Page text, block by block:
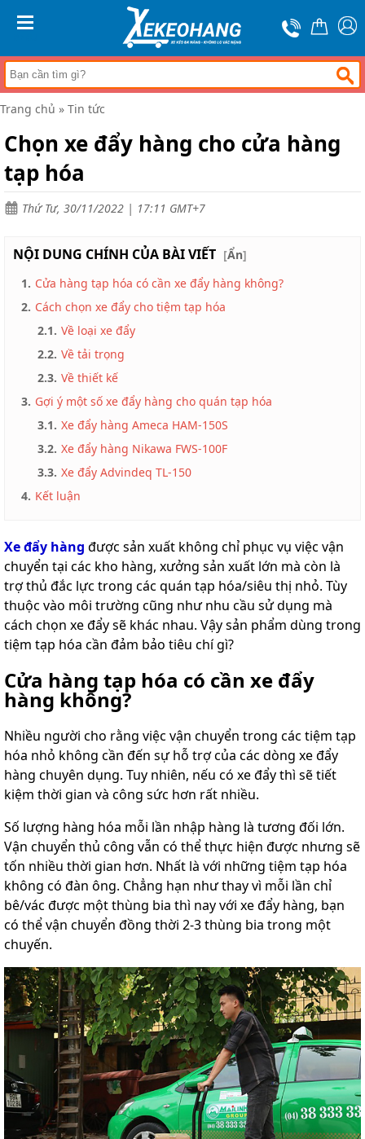
Trang
chủ
Xe
đẩy
hàng
Xe
tay
Bánh
xe
đẩy
tức
Liên
Trang chủ » Tin tức
Chọn xe đẩy hàng cho cửa hàng
tạp hóa
Thứ Tư, 30/11/2022 | 17:11 GMT+7
NỘI DUNG CHÍNH CỦA BÀI VIẾT [Ẩn]
1. Cửa hàng tạp hóa có cần xe đẩy hàng không?
2. Cách chọn xe đẩy cho tiệm tạp hóa
2.1. Về loại xe đẩy
2.2. Về tải trọng
2.3. Về thiết kế
3. Gợi ý một số xe đẩy hàng cho quán tạp hóa
3.1. Xe đẩy hàng Ameca HAM-150S
3.2. Xe đẩy hàng Nikawa FWS-100F
3.3. Xe đẩy Advindeq TL-150
4. Kết luận
Xe đẩy hàng được sản xuất không chỉ phục vụ việc vận
chuyển tại các kho hàng, xưởng sản xuất lớn mà còn là
trợ thủ đắc lực trong các quán tạp hóa/siêu thị nhỏ. Tùy
thuộc vào môi trường cũng như nhu cầu sử dụng mà
cách chọn xe đẩy sẽ khác nhau. Vậy sản phẩm dùng trong
tiệm tạp hóa cần đảm bảo tiêu chí gì?
Cửa hàng tạp hóa có cần xe đẩy
hàng không?
Nhiều người cho rằng việc vận chuyển trong các tiệm tạp
hóa nhỏ không cần đến sự hỗ trợ của các dòng xe đẩy
hàng chuyên dụng. Tuy nhiên, nếu có xe đẩy thì sẽ tiết
kiệm thời gian và công sức hơn rất nhiều.
Số lượng hàng hóa mỗi lần nhập hàng là tương đối lớn.
Vận chuyển thủ công vẫn có thể thực hiện được nhưng sẽ
tốn nhiều thời gian hơn. Nhất là với những tiệm tạp hóa
không có đàn ông. Chẳng hạn như thay vì mỗi lần chỉ
bê/vác được một thùng bia thì nay với xe đẩy hàng, bạn
có thể vận chuyển đồng thời 2-3 thùng bia trong một
chuyến.